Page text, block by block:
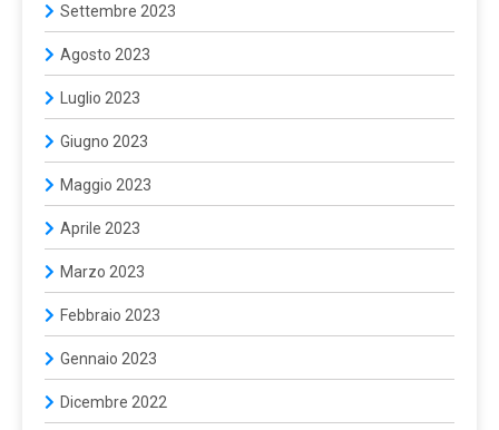
Settembre 2023
Agosto 2023
Luglio 2023
Giugno 2023
Maggio 2023
Aprile 2023
Marzo 2023
Febbraio 2023
Gennaio 2023
Dicembre 2022